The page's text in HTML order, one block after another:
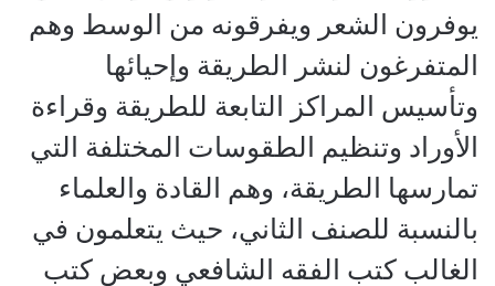
يوفرون الشعر ويفرقونه من الوسط وهم
المتفرغون لنشر الطريقة وإحيائها
وتأسيس المراكز التابعة للطريقة وقراءة
الأوراد وتنظيم الطقوسات المختلفة التي
تمارسها الطريقة، وهم القادة والعلماء
بالنسبة للصنف الثاني، حيث يتعلمون في
الغالب كتب الفقه الشافعي وبعض كتب